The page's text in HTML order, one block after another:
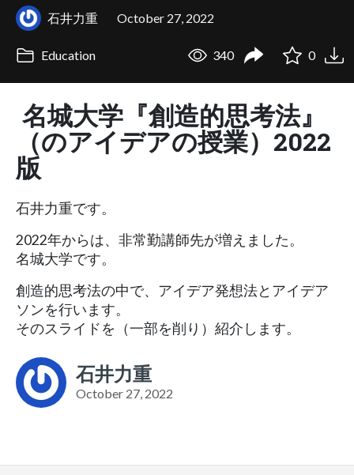
石井力重 October 27, 2022
Education 340 0
名城大学『創造的思考法』
（のアイデアの授業）2022
版
石井力重です。
2022年からは、非常勤講師先が増えました。
名城大学です。
創造的思考法の中で、アイデア発想法とアイデア
ソンを行います。
そのスライドを（一部を削り）紹介します。
石井力重
October 27, 2022